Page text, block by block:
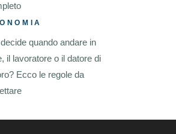
quando andare in
il lavoratore o il datore di
Ecco le regole da